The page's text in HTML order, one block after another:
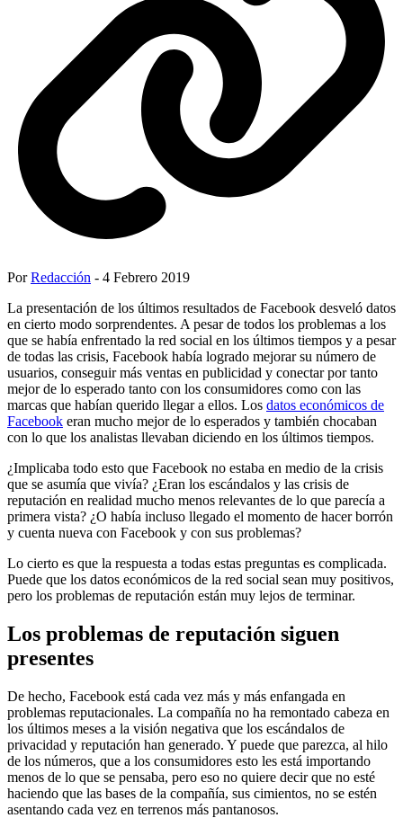
PorRedacción - 4 Febrero 2019
La presentación de los últimos resultados de Facebook desveló datos
en cierto modo sorprendentes. A pesar de todos los problemas a los
que se había enfrentado la red social en los últimos tiempos y a pesar
de todas las crisis, Facebook había logrado mejorar su número de
usuarios, conseguir más ventas en publicidad y conectar por tanto
mejor de lo esperado tanto con los consumidores como con las
marcas que habían querido llegar a ellos. Los datos económicos de
Facebook eran mucho mejor de lo esperados y también chocaban
con lo que los analistas llevaban diciendo en los últimos tiempos.
¿Implicaba todo esto que Facebook no estaba en medio de la crisis
que se asumía que vivía? ¿Eran los escándalos y las crisis de
reputación en realidad mucho menos relevantes de lo que parecía a
primera vista? ¿O había incluso llegado el momento de hacer borrón
y cuenta nueva con Facebook y con sus problemas?
Lo cierto es que la respuesta a todas estas preguntas es complicada.
Puede que los datos económicos de la red social sean muy positivos,
pero los problemas de reputación están muy lejos de terminar.
Los problemas de reputación siguen
presentes
De hecho, Facebook está cada vez más y más enfangada en
problemas reputacionales. La compañía no ha remontado cabeza en
los últimos meses a la visión negativa que los escándalos de
privacidad y reputación han generado. Y puede que parezca, al hilo
de los números, que a los consumidores esto les está importando
menos de lo que se pensaba, pero eso no quiere decir que no esté
haciendo que las bases de la compañía, sus cimientos, no se estén
asentando cada vez en terrenos más pantanosos.